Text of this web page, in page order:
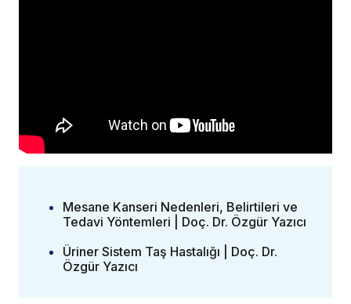
Mesane Kanseri Nedenleri, Belirtileri ve
Tedavi Yöntemleri | Doç. Dr. Özgür Yazıcı
Üriner Sistem Taş Hastalığı | Doç. Dr.
Özgür Yazıcı